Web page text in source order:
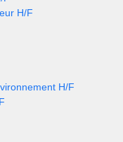
H/F
H/F